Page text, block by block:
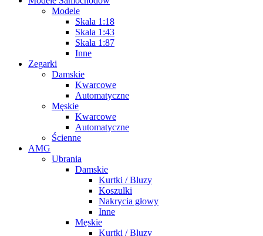
Modele
Skala 1:18
Skala 1:43
Skala 1:87
Inne
Zegarki
Damskie
Kwarcowe
Automatyczne
Męskie
Kwarcowe
Automatyczne
Ścienne
AMG
Ubrania
Damskie
Kurtki / Bluzy
Koszulki
Nakrycia głowy
Inne
Męskie
Kurtki / Bluzy